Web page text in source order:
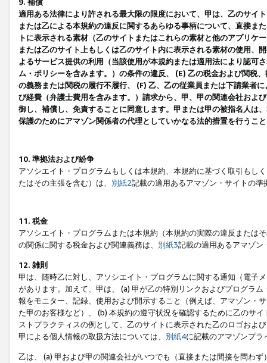
9. 補償
適用ある法律により許される最大限の限度において、甲は、乙のサイ
または乙による本規約の違反に関するあらゆる事柄について、直接ま
トに表示される素材（乙のサイトまたはこれらの素材と他のアプリ
または乙のサイト上もしくは乙のサイト内に表示される素材の使用、
よるサービス提供の利用（当該使用が本規約または適用法により認可
ム・ポリシーを含みます。）の条件の違反、 (E) 乙の税金および関税
の義務または関税の履行不履行、 (F) 乙、乙の従業員または下請業者
び経費（弁護士費用を含みます。）請求から、甲、甲の関連会社およ
御し、補償し、免責することに同意します。甲または甲の被指名人は
保護のためにアマゾン関係者の代理としていかなる法的措置を行うこ
10. 準拠法および紛争
アソシエイト・プログラムもしくは本規約、本規約に基づく取引もし
たはその主張を含む）は、 別紙2記載の適用あるアマゾン・サイトの
11. 税金
アソシエイト・プログラムまたは本規約（本規約の実際の違反または
の関係に関する税金および関連義務は、 別紙3記載の適用あるアマゾン
12. 雑則
甲は、随時乙に対し、アソシエイト・プログラムに関する通知（電子
があります。加えて、甲は、 (a) 甲が乙の特別リンクおよびプログラ
報をモニター、記録、使用および開示すること（例えば、アマゾン・
た甲のお客様など）、 (b) 本規約の遵守状況を確認するために乙のサ
ストプラクティスの例として、乙のサイトに表示された乙のロゴおよ
甲による個人情報の取扱方法については、 別紙4に記載のアマゾンプ
乙は、 (a) 甲および甲の関連会社がいつでも（直接または間接を問わ